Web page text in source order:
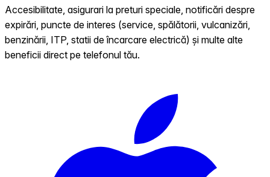
Accesibilitate, asigurari la preturi speciale, notificări despre
expirări, puncte de interes (service, spălătorii, vulcanizări,
benzinării, ITP, statii de încarcare electrică) și multe alte
beneficii direct pe telefonul tău.